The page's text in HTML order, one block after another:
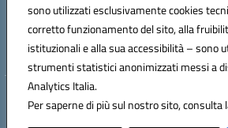
sono utilizzati esclusivamente cookies
corretto funzionamento del sito, alla
istituzionali e alla sua accessibilità – sono
strumenti statistici anonimizzati messi a
Analytics Italia.
Per saperne di più sul nostro sito, consulta
Codice univoco ufficio: UFE6AQ
Codice meccanografico: RMPS19000T
Codice fiscale: 80230950588
Hosting & Powered by 3D
Concept & Design by